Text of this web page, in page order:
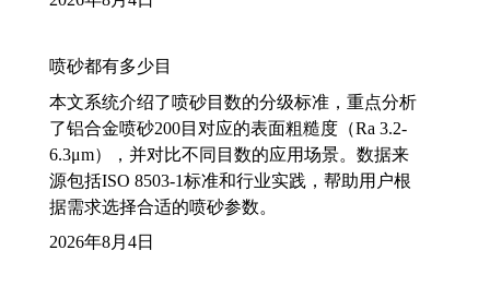
喷砂都有多少目
本文系统介绍了喷砂目数的分级标准，重点分析
了铝合金喷砂200目对应的表面粗糙度（Ra 3.2-
6.3μm），并对比不同目数的应用场景。数据来
源包括ISO 8503-1标准和行业实践，帮助用户根
据需求选择合适的喷砂参数。
2026年8月4日